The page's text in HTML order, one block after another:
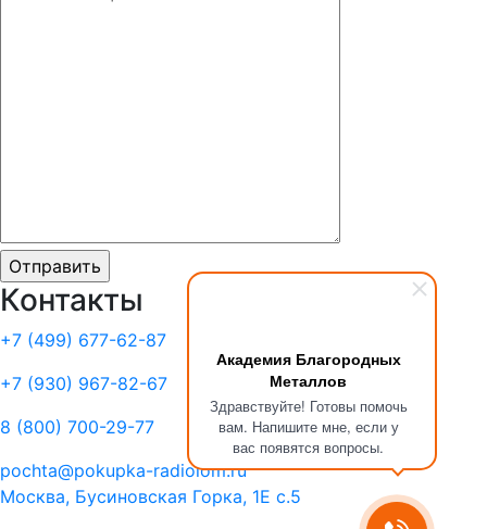
Академия Благородных
Металлов
Здравствуйте! Готовы помочь
вам. Напишите мне, если у
вас появятся вопросы.
Контакты
+7 (499) 677-62-87
+7 (930) 967-82-67
8 (800) 700-29-77
pochta@pokupka-radiolom.ru
Москва, Бусиновская Горка, 1Е с.5